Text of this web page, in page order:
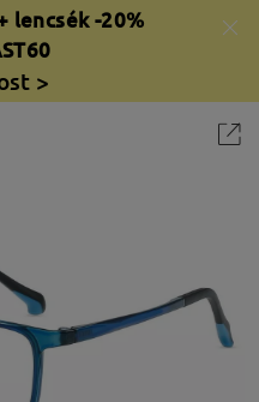
lencsék -20%
>